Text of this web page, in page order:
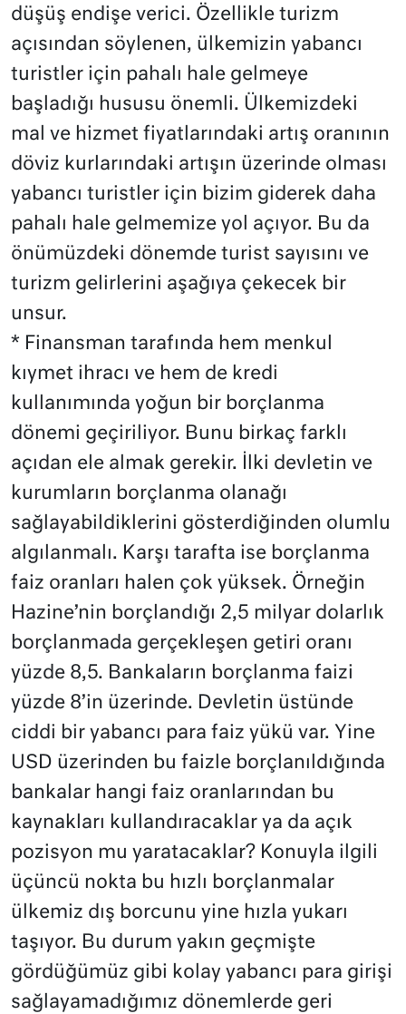
düşüş endişe verici. Özellikle turizm
açısından söylenen, ülkemizin yabancı
turistler için pahalı hale gelmeye
başladığı hususu önemli. Ülkemizdeki
mal ve hizmet fiyatlarındaki artış oranının
döviz kurlarındaki artışın üzerinde olması
yabancı turistler için bizim giderek daha
pahalı hale gelmemize yol açıyor. Bu da
önümüzdeki dönemde turist sayısını ve
turizm gelirlerini aşağıya çekecek bir
unsur.
* Finansman tarafında hem menkul
kıymet ihracı ve hem de kredi
kullanımında yoğun bir borçlanma
dönemi geçiriliyor. Bunu birkaç farklı
açıdan ele almak gerekir. İlki devletin ve
kurumların borçlanma olanağı
sağlayabildiklerini gösterdiğinden olumlu
algılanmalı. Karşı tarafta ise borçlanma
faiz oranları halen çok yüksek. Örneğin
Hazine’nin borçlandığı 2,5 milyar dolarlık
borçlanmada gerçekleşen getiri oranı
yüzde 8,5. Bankaların borçlanma faizi
yüzde 8’in üzerinde. Devletin üstünde
ciddi bir yabancı para faiz yükü var. Yine
USD üzerinden bu faizle borçlanıldığında
bankalar hangi faiz oranlarından bu
kaynakları kullandıracaklar ya da açık
pozisyon mu yaratacaklar? Konuyla ilgili
üçüncü nokta bu hızlı borçlanmalar
ülkemiz dış borcunu yine hızla yukarı
taşıyor. Bu durum yakın geçmişte
gördüğümüz gibi kolay yabancı para girişi
sağlayamadığımız dönemlerde geri